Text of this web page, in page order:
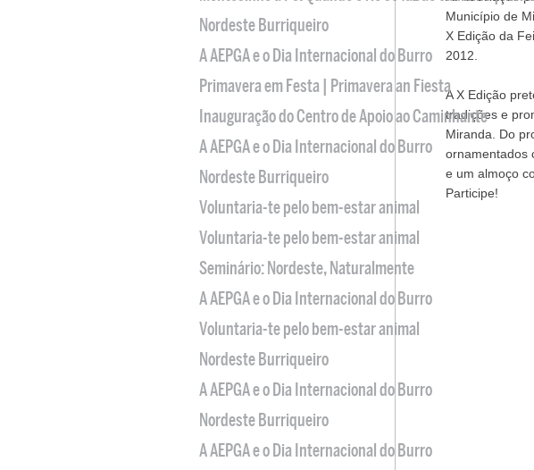
Município de
X Edição da
2012.
A X Edição
tradições e
Miranda. Do
ornamentados
e um almoço
Participe!
Nordeste Burriqueiro
A AEPGA e o Dia Internacional do Burro
Primavera em Festa | Primavera an Fiesta
Inauguração do Centro de Apoio ao Caminhante
A AEPGA e o Dia Internacional do Burro
Nordeste Burriqueiro
Voluntaria-te pelo bem-estar animal
Voluntaria-te pelo bem-estar animal
Seminário: Nordeste, Naturalmente
A AEPGA e o Dia Internacional do Burro
Voluntaria-te pelo bem-estar animal
Nordeste Burriqueiro
A AEPGA e o Dia Internacional do Burro
Nordeste Burriqueiro
A AEPGA e o Dia Internacional do Burro